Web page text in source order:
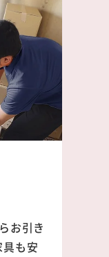
お引き
も安